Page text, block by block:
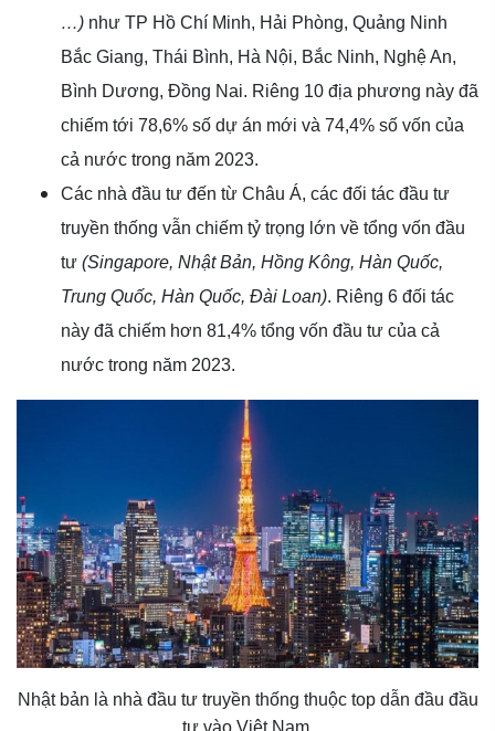
…) như TP Hồ Chí Minh, Hải Phòng, Quảng Ninh
Bắc Giang, Thái Bình, Hà Nội, Bắc Ninh, Nghệ An,
Bình Dương, Đồng Nai. Riêng 10 địa phương này đã
chiếm tới 78,6% số dự án mới và 74,4% số vốn của
cả nước trong năm 2023.
Các nhà đầu tư đến từ Châu Á, các đối tác đầu tư
truyền thống vẫn chiếm tỷ trọng lớn về tổng vốn đầu
tư (Singapore, Nhật Bản, Hồng Kông, Hàn Quốc,
Trung Quốc, Hàn Quốc, Đài Loan). Riêng 6 đối tác
này đã chiếm hơn 81,4% tổng vốn đầu tư của cả
nước trong năm 2023.
Nhật bản là nhà đầu tư truyền thống thuộc top dẫn đầu đầu